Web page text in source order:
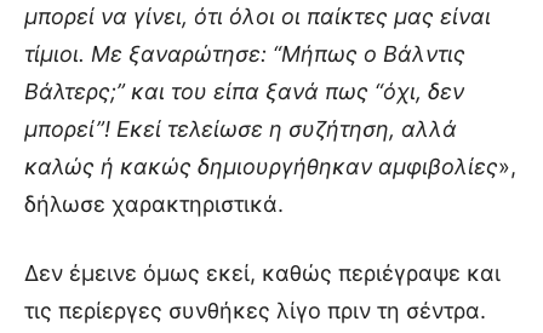
μπορεί να γίνει, ότι όλοι οι παίκτες μας είναι
τίμιοι. Με ξαναρώτησε: “Μήπως ο Βάλντις
Βάλτερς;” και του είπα ξανά πως “όχι, δεν
μπορεί”! Εκεί τελείωσε η συζήτηση, αλλά
καλώς ή κακώς δημιουργήθηκαν αμφιβολίες»,
δήλωσε χαρακτηριστικά.
Δεν έμεινε όμως εκεί, καθώς περιέγραψε και
τις περίεργες συνθήκες λίγο πριν τη σέντρα.